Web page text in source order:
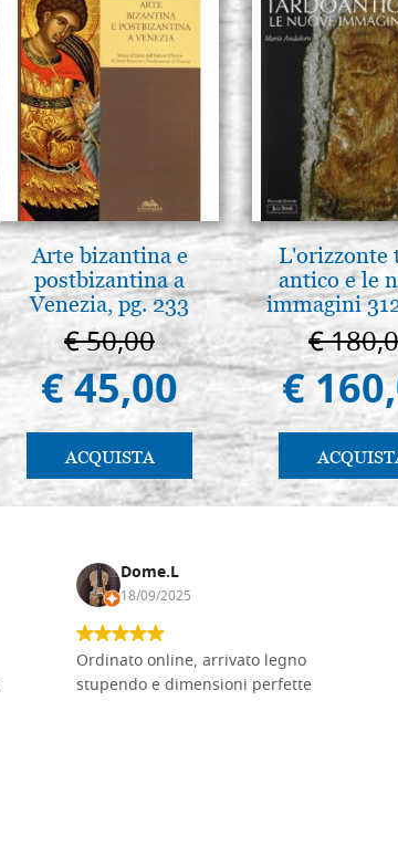
Arte bizantina e
postbizantina a
Venezia, pg. 233
€ 50,00
€ 45,00
ACQUISTA
L'orizzonte
antico e le
immagini
€
€
Dome.L
18/09/2025
Ordinato online, arrivato legno
stupendo e dimensioni perfette